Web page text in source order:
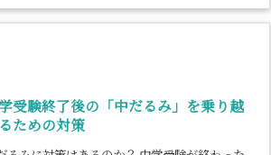
受験終了後の「中だるみ」を乗り越
ための対策